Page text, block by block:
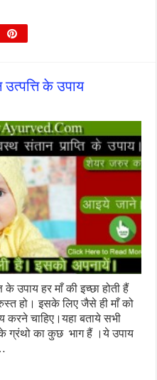
के उपाय
उपाय हर माँ की इच्छा होती हैं
हो। इसके लिए जैसे ही माँ को
करने चाहिए।यहा बताये सभी
के ग्रंथो का कुछ भाग हैं ।ये उपाय